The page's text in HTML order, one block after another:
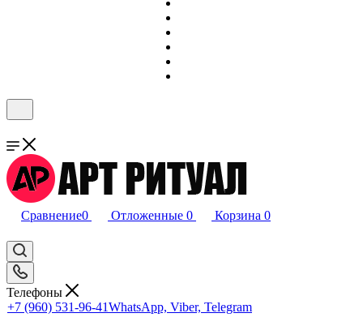
Сравнение0 Отложенные 0 Корзина 0
Телефоны
+7 (960) 531-96-41WhatsApp, Viber, Telegram